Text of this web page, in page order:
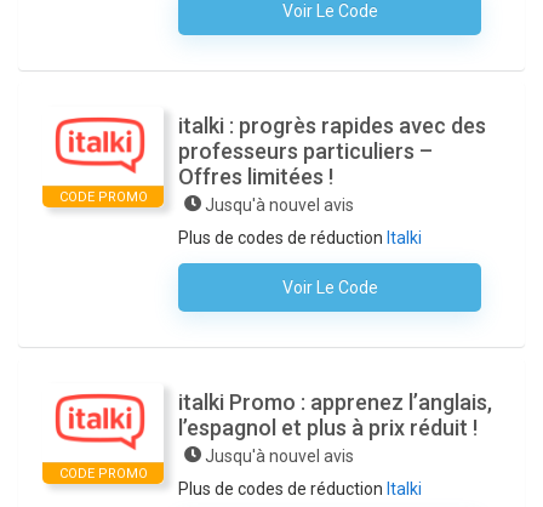
Voir Le Code
Aucun Code N'est Nécessaire
CODE PROMO
italki : progrès rapides avec des
professeurs particuliers –
Offres limitées !
Jusqu'à nouvel avis
Plus de codes de réduction Italki
Voir Le Code
Aucun Code N'est Nécessaire
CODE PROMO
italki Promo : apprenez l’anglais,
l’espagnol et plus à prix réduit !
Jusqu'à nouvel avis
Plus de codes de réduction Italki